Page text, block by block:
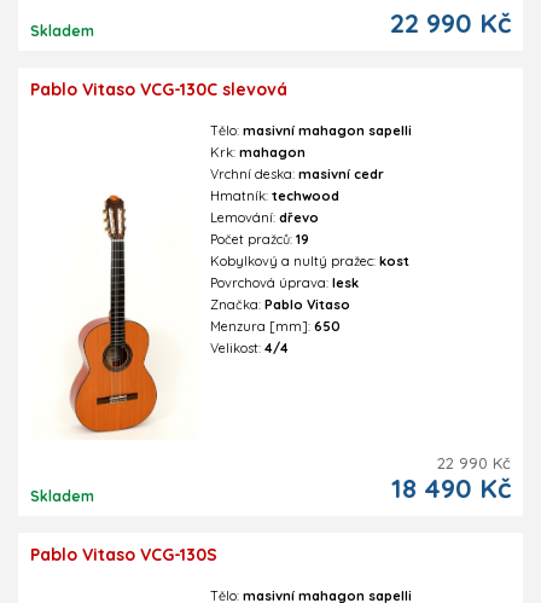
Skladem 22 990 Kč
Pablo Vitaso VCG-130C slevová
Skladem
Tělo:masivní mahagon sapelli
Krk:mahagon
Vrchní deska:masivní cedr
Hmatník:techwood
Lemování:dřevo
Počet pražců:19
Kobylkový a nultý pražec:kost
Povrchová úprava:lesk
Značka:Pablo Vitaso
Menzura [mm]:650
Velikost:4/4
22 990 Kč
18 490 Kč
Pablo Vitaso VCG-130S
Tělo:masivní mahagon sapelli